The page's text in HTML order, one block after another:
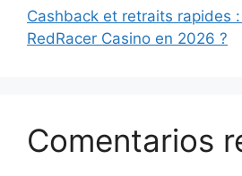
Cashback et retraits rapides
RedRacer Casino en 2026 ?
Comentarios